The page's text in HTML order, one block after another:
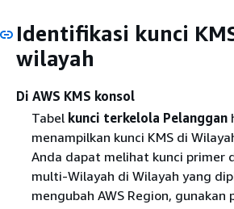
Identifikasi kunci
wilayah
Di AWS KMS konsol
Tabel kunci terkelola Pelanggan
menampilkan kunci KMS di
Anda dapat melihat kunci primer
multi-Wilayah di Wilayah yang
mengubah AWS Region, gunakan